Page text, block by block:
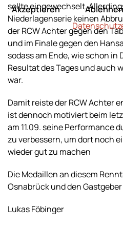
sollte eingewechselt.
Niederlagenserie keinen
der RCW Achter gegen den
und im Finale gegen den
sodass am Ende, wie schon in
Resultat des Tages und auch
war.
Damit reiste der RCW Achter
ist dennoch motiviert beim
am 11.09. seine Performance
zu verbessern, um dort noch
wieder gut zu machen
Die Medaillen an diesem
Osnabrück und den
Lukas Föbinger
Akzeptieren
Ablehnen